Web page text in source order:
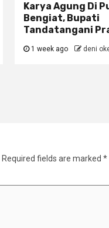
Karya Agung Di
Bengiat, Bupati
Tandatangani
1 week ago deni
Required fields are marked *